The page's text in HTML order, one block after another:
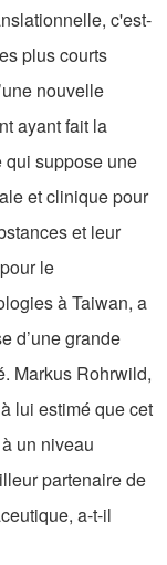
c'est-
plus courts
nouvelle
ayant fait la
qui suppose une
et clinique pour
et leur
le
à Taiwan, a
d’une grande
Markus Rohrwild,
lui estimé que cet
un niveau
partenaire de
a-t-il